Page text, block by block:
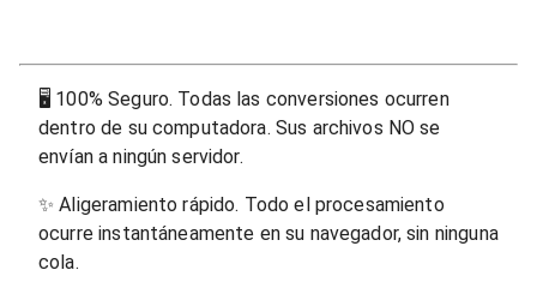
🖥 100% Seguro. Todas las conversiones ocurren
dentro de su computadora. Sus archivos NO se
envían a ningún servidor.
✨Aligeramiento rápido. Todo el procesamiento
ocurre instantáneamente en su navegador, sin ninguna
cola.